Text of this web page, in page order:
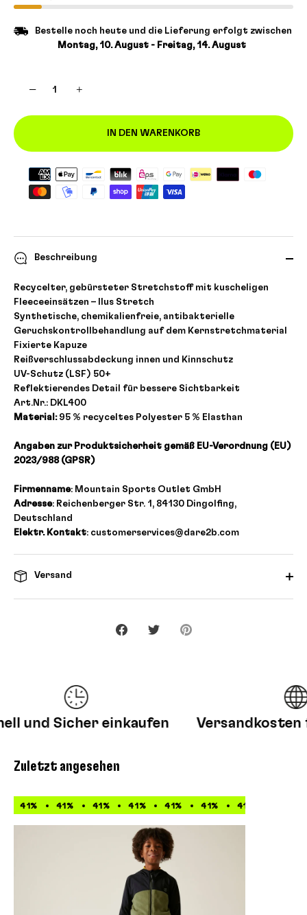
Bestelle noch heute und die Lieferung erfolgt zwischen
Montag, 10. August - Freitag, 14. August
− +
IN DEN WARENKORB
Beschreibung
Recycelter, gebürsteter Stretchstoff mit kuscheligen
Fleeceeinsätzen – Ilus Stretch
Synthetische, chemikalienfreie, antibakterielle
Geruchskontrollbehandlung auf dem Kernstretchmaterial
Fixierte Kapuze
Reißverschlussabdeckung innen und Kinnschutz
UV-Schutz (LSF) 50+
Reflektierendes Detail für bessere Sichtbarkeit
Art.Nr.: DKL400
Material:95 % recyceltes Polyester 5 % Elasthan
Angaben zur Produktsicherheit gemäß EU-Verordnung (EU)
2023/988 (GPSR)
Firmenname: Mountain Sports Outlet GmbH
Adresse: Reichenberger Str. 1, 84130 Dingolfing,
Deutschland
Elektr. Kontakt: customerservices@dare2b.com
Versand
Teilen TwitternPinnen
und Sicher einkaufen Versandkosten
Zuletzt angesehen
41% 41% 41% 41% 41% 41% 41%